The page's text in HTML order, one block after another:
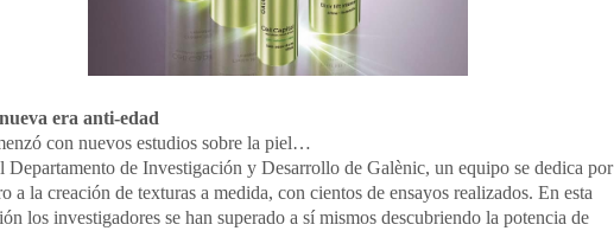
era anti-edad
con nuevos estudios sobre la piel…
Departamento de Investigación y Desarrollo de Galènic, un equipo se dedica por
a la creación de texturas a medida, con cientos de ensayos realizados. En esta
los investigadores se han superado a sí mismos descubriendo la potencia de